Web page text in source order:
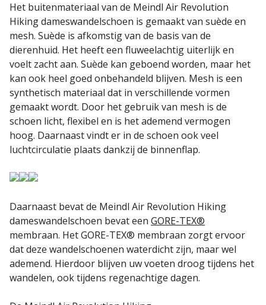
Het buitenmateriaal van de Meindl Air Revolution
Hiking dameswandelschoen is gemaakt van suède en
mesh. Suède is afkomstig van de basis van de
dierenhuid. Het heeft een fluweelachtig uiterlijk en
voelt zacht aan. Suède kan geboend worden, maar het
kan ook heel goed onbehandeld blijven. Mesh is een
synthetisch materiaal dat in verschillende vormen
gemaakt wordt. Door het gebruik van mesh is de
schoen licht, flexibel en is het ademend vermogen
hoog. Daarnaast vindt er in de schoen ook veel
luchtcirculatie plaats dankzij de binnenflap.
Daarnaast bevat de Meindl Air Revolution Hiking
dameswandelschoen bevat een GORE-TEX®
membraan. Het GORE-TEX® membraan zorgt ervoor
dat deze wandelschoenen waterdicht zijn, maar wel
ademend. Hierdoor blijven uw voeten droog tijdens het
wandelen, ook tijdens regenachtige dagen.